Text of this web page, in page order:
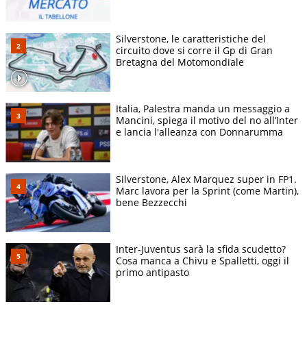
Silverstone, le caratteristiche del
circuito dove si corre il Gp di Gran
Bretagna del Motomondiale
Italia, Palestra manda un messaggio a
Mancini, spiega il motivo del no all’Inter
e lancia l'alleanza con Donnarumma
Silverstone, Alex Marquez super in FP1.
Marc lavora per la Sprint (come Martin),
bene Bezzecchi
Inter-Juventus sarà la sfida scudetto?
Cosa manca a Chivu e Spalletti, oggi il
primo antipasto